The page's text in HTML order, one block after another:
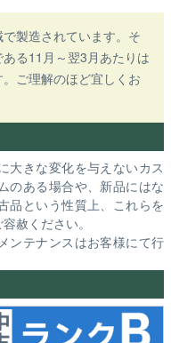
製造されています。そ
る11月～翌3月あたりは
ご理解のほど宜しくお
大きな変化を与えないカス
のある場合や、新品にはな
品という性質上、これらを
赦ください。
ンテナンスはお客様にて行